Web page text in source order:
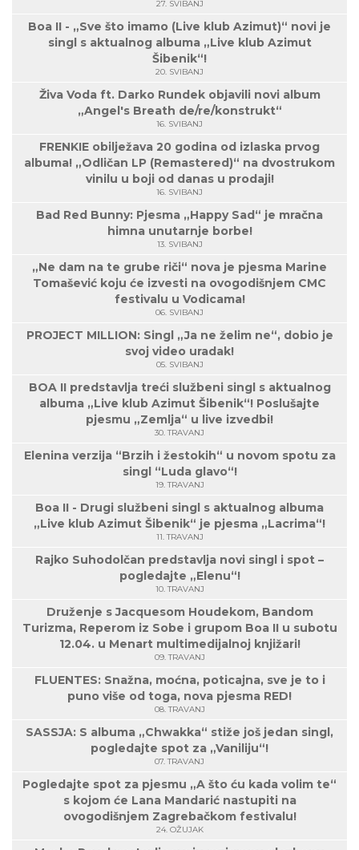
27. SVIBANJ
Boa II - „Sve što imamo (Live klub Azimut)“ novi je
singl s aktualnog albuma „Live klub Azimut
Šibenik“!
20. SVIBANJ
Živa Voda ft. Darko Rundek objavili novi album
„Angel's Breath de/re/konstrukt“
16. SVIBANJ
FRENKIE obilježava 20 godina od izlaska prvog
albuma! „Odličan LP (Remastered)“ na dvostrukom
vinilu u boji od danas u prodaji!
16. SVIBANJ
Bad Red Bunny: Pjesma „Happy Sad“ je mračna
himna unutarnje borbe!
13. SVIBANJ
„Ne dam na te grube riči“ nova je pjesma Marine
Tomašević koju će izvesti na ovogodišnjem CMC
festivalu u Vodicama!
06. SVIBANJ
PROJECT MILLION: Singl „Ja ne želim ne“, dobio je
svoj video uradak!
05. SVIBANJ
BOA II predstavlja treći službeni singl s aktualnog
albuma „Live klub Azimut Šibenik“! Poslušajte
pjesmu „Zemlja“ u live izvedbi!
30. TRAVANJ
Elenina verzija “Brzih i žestokih“ u novom spotu za
singl “Luda glavo“!
19. TRAVANJ
Boa II - Drugi službeni singl s aktualnog albuma
„Live klub Azimut Šibenik“ je pjesma „Lacrima“!
11. TRAVANJ
Rajko Suhodolčan predstavlja novi singl i spot –
pogledajte „Elenu“!
10. TRAVANJ
Druženje s Jacquesom Houdekom, Bandom
Turizma, Reperom iz Sobe i grupom Boa II u subotu
12.04. u Menart multimedijalnoj knjižari!
09. TRAVANJ
FLUENTES: Snažna, moćna, poticajna, sve je to i
puno više od toga, nova pjesma RED!
08. TRAVANJ
SASSJA: S albuma „Chwakka“ stiže još jedan singl,
pogledajte spot za „Vaniliju“!
07. TRAVANJ
Pogledajte spot za pjesmu „A što ću kada volim te“
s kojom će Lana Mandarić nastupiti na
ovogodišnjem Zagrebačkom festivalu!
24. OŽUJAK